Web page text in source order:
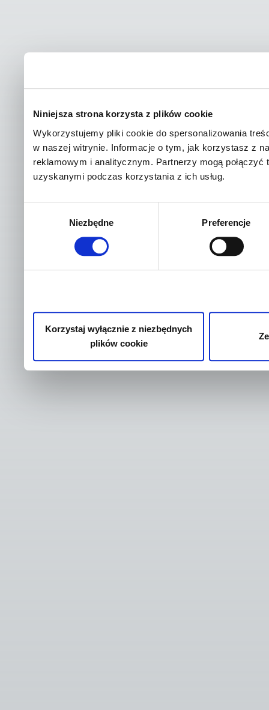
Niniejsza strona korzysta z plików cookie
Wykorzystujemy pliki cookie do spersonalizowania
w naszej witrynie. Informacje o tym, jak korzystasz z
reklamowym i analitycznym. Partnerzy mogą
uzyskanymi podczas korzystania z ich usług.
Niezbędne Preferencje
Korzystaj wyłącznie z niezbędnych
plików cookie